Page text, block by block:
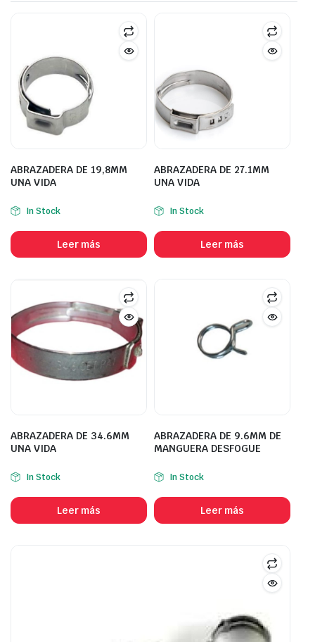
ABRAZADERA DE 19,8MM
UNA VIDA
In Stock
Leer más
ABRAZADERA DE 27.1MM
UNA VIDA
In Stock
Leer más
ABRAZADERA DE 34.6MM
UNA VIDA
In Stock
Leer más
ABRAZADERA DE 9.6MM DE
MANGUERA DESFOGUE
In Stock
Leer más